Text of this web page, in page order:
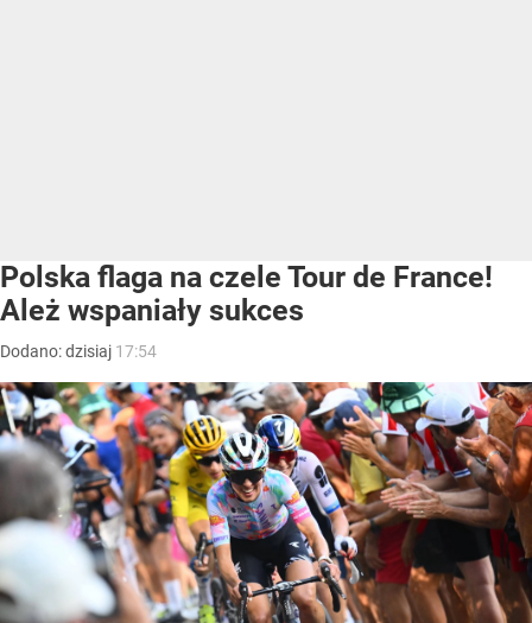
Polska flaga na czele Tour de France!
Ależ wspaniały sukces
Dodano:dzisiaj 17:54